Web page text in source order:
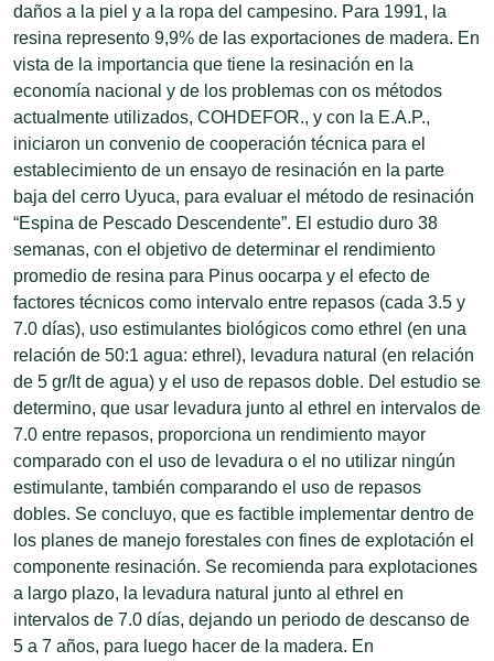
daños a la piel y a la ropa del campesino. Para 1991, la
resina represento 9,9% de las exportaciones de madera. En
vista de la importancia que tiene la resinación en la
economía nacional y de los problemas con os métodos
actualmente utilizados, COHDEFOR., y con la E.A.P.,
iniciaron un convenio de cooperación técnica para el
establecimiento de un ensayo de resinación en la parte
baja del cerro Uyuca, para evaluar el método de resinación
“Espina de Pescado Descendente”. El estudio duro 38
semanas, con el objetivo de determinar el rendimiento
promedio de resina para Pinus oocarpa y el efecto de
factores técnicos como intervalo entre repasos (cada 3.5 y
7.0 días), uso estimulantes biológicos como ethrel (en una
relación de 50:1 agua: ethrel), levadura natural (en relación
de 5 gr/lt de agua) y el uso de repasos doble. Del estudio se
determino, que usar levadura junto al ethrel en intervalos de
7.0 entre repasos, proporciona un rendimiento mayor
comparado con el uso de levadura o el no utilizar ningún
estimulante, también comparando el uso de repasos
dobles. Se concluyo, que es factible implementar dentro de
los planes de manejo forestales con fines de explotación el
componente resinación. Se recomienda para explotaciones
a largo plazo, la levadura natural junto al ethrel en
intervalos de 7.0 días, dejando un periodo de descanso de
5 a 7 años, para luego hacer de la madera. En